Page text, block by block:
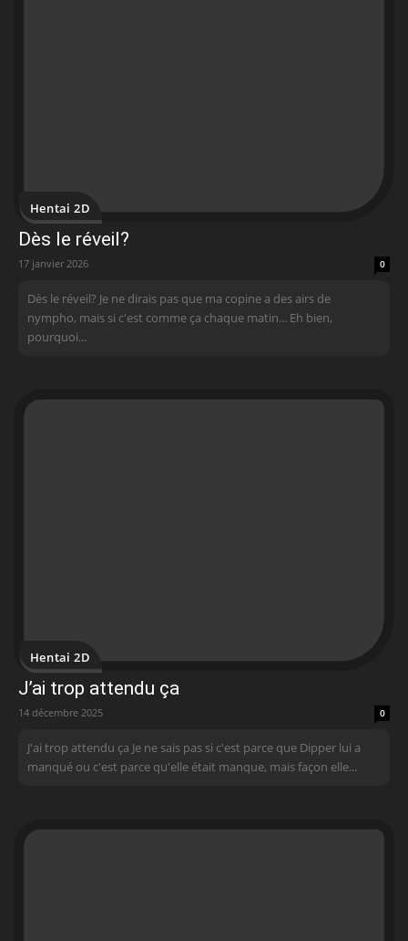
Hentai 2D
Dès le réveil?
17 janvier 2026 0
Dès le réveil? Je ne dirais pas que ma copine a des airs de
nympho, mais si c'est comme ça chaque matin... Eh bien,
pourquoi...
Hentai 2D
J’ai trop attendu ça
14 décembre 2025 0
J'ai trop attendu ça Je ne sais pas si c'est parce que Dipper lui a
manqué ou c'est parce qu'elle était manque, mais façon elle...